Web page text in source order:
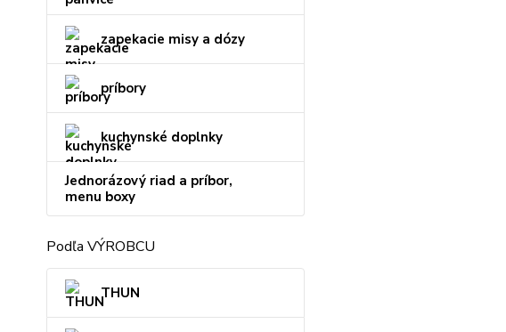
zapekacie misy a dózy
príbory
kuchynské doplnky
Jednorázový riad a príbor,
menu boxy
Podľa VÝROBCU
THUN